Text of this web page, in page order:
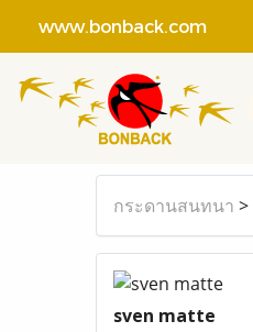
www.bonback.com
กระดานสนทนา >
sven matte